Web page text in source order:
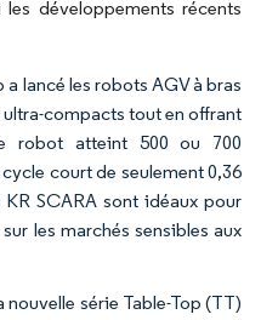
développements récents
lancé les robots AGV à bras
compacts tout en offrant
robot atteint 500 ou 700
court de seulement 0,36
SCARA sont idéaux pour
les marchés sensibles aux
série Table-Top (TT)